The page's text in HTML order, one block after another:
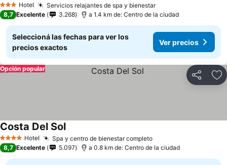
3 Estrellas
Hotel Servicios relajantes de spa y bienestar
8,7 Excelente 3.268 a 1.4 km de: Centro de la ciudad
Seleccioná las fechas para ver los
precios exactos
Ver precios
Compartir
Opción popular
4 EstrellasHotel Spa y centro de bienestar completo
Costa Del Sol
8,7 Excelente 5.097 a 0.8 km de: Centro de la ciudad